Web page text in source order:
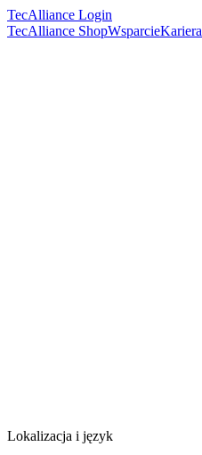
TecAlliance Login
TecAlliance ShopWsparcieKariera
Lokalizacja i język